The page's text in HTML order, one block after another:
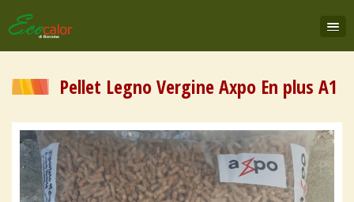
Pellet Legno Vergine Axpo En plus A1